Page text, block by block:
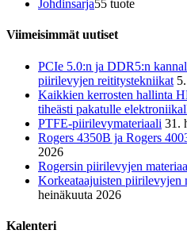
Johdinsarja55 tuote
Viimeisimmät uutiset
PCIe 5.0:n ja DDR5:n
piirilevyjen reititystekniikat
Kaikkien kerrosten hallinta
tiheästi pakatulle
PTFE-piirilevymateriaali 31.
Rogers 4350B ja Rogers
2026
Rogersin piirilevyjen
Korkeataajuisten piirilevyjen
heinäkuuta 2026
Kalenteri